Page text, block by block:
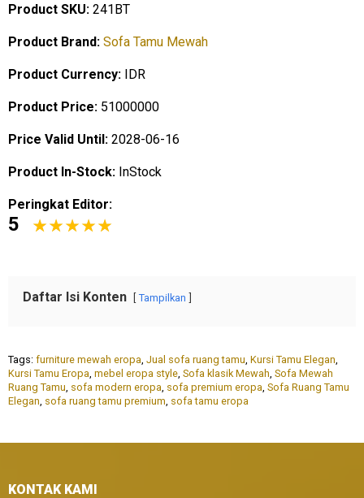
Product SKU: 241BT
Product Brand: Sofa Tamu Mewah
Product Currency: IDR
Product Price: 51000000
Price Valid Until: 2028-06-16
Product In-Stock: InStock
Peringkat Editor:
5
Daftar Isi Konten Tampilkan
Tags: furniture mewah eropa Jual sofa ruang tamu Kursi Tamu Elegan
Kursi Tamu Eropa mebel eropa style Sofa klasik Mewah Sofa Mewah
Ruang Tamu sofa modern eropa sofa premium eropa Sofa Ruang Tamu
Elegan sofa ruang tamu premium sofa tamu eropa
KONTAK KAMI